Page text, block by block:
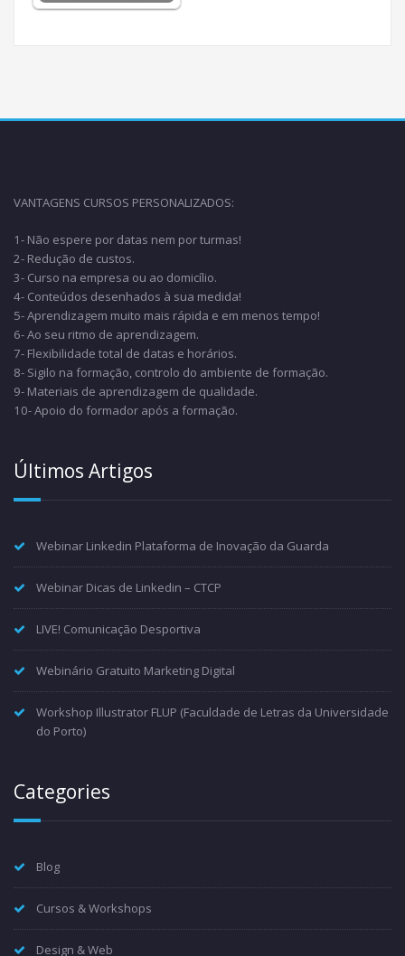
VANTAGENS CURSOS PERSONALIZADOS:
1- Não espere por datas nem por turmas!
2- Redução de custos.
3- Curso na empresa ou ao domicílio.
4- Conteúdos desenhados à sua medida!
5- Aprendizagem muito mais rápida e em menos tempo!
6- Ao seu ritmo de aprendizagem.
7- Flexibilidade total de datas e horários.
8- Sigilo na formação, controlo do ambiente de formação.
9- Materiais de aprendizagem de qualidade.
10- Apoio do formador após a formação.
Últimos Artigos
Webinar Linkedin Plataforma de Inovação da Guarda
Webinar Dicas de Linkedin – CTCP
LIVE! Comunicação Desportiva
Webinário Gratuito Marketing Digital
Workshop Illustrator FLUP (Faculdade de Letras da Universidade
do Porto)
Categories
Blog
Cursos & Workshops
Design & Web